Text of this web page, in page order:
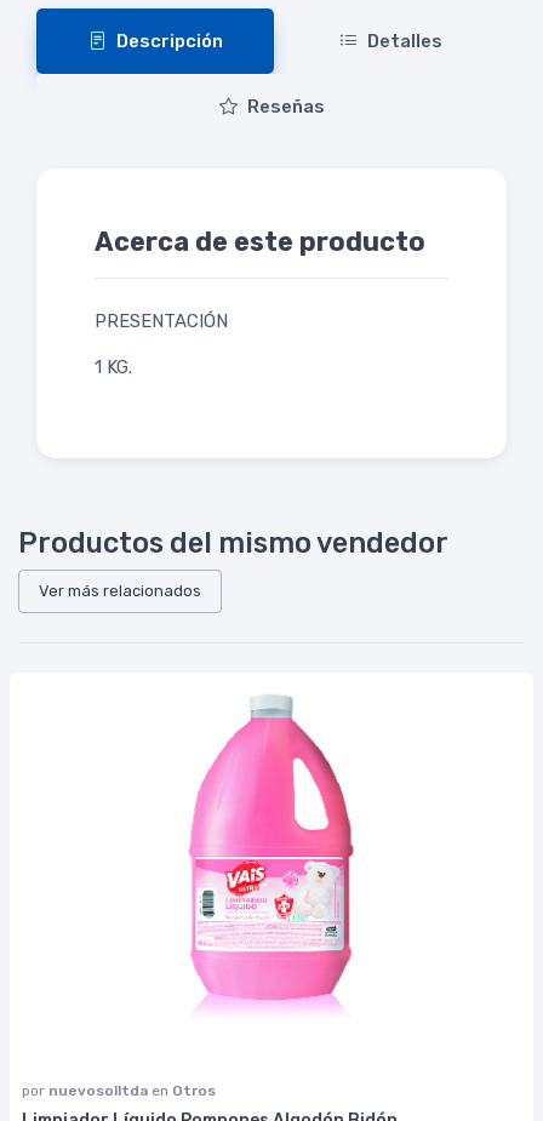
Descripción Detalles
Reseñas
Acerca de este producto
PRESENTACIÓN
1 KG.
Productos del mismo vendedor
Ver más relacionados
por nuevosolltda en Otros